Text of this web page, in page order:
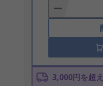
Basket
3,000円を超